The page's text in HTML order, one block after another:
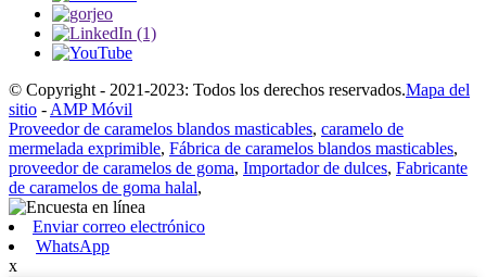
© Copyright - 2021-2023: Todos los derechos reservados.Mapa del
sitio -AMP Móvil
Proveedor de caramelos blandos masticables, caramelo de
mermelada exprimible, Fábrica de caramelos blandos masticables,
proveedor de caramelos de goma, Importador de dulces, Fabricante
de caramelos de goma halal,
Enviar correo electrónico
WhatsApp
x